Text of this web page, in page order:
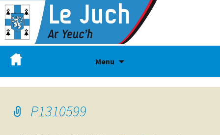
Menu
P1310599